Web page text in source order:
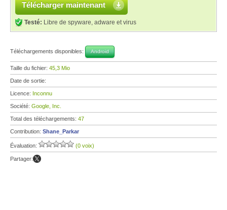
Télécharger maintenant
Testé: Libre de spyware, adware et virus
Téléchargements disponibles: Android
Taille du fichier: 45,3 Mio
Date de sortie:
Licence: Inconnu
Société: Google, Inc.
Total des téléchargements: 47
Contribution: Shane_Parkar
Évaluation: (0 voix)
Partager: